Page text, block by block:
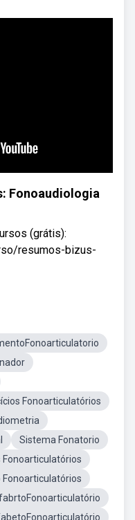
Fonoaudiologia
(grátis):
resumos-bizus-
Fonoarticulatórios
Sistema Fonatorio
Fonoarticulatórios
Fonoarticulatórios